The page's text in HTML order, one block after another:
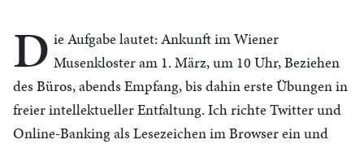
D ie Aufgabe lautet: Ankunft im Wiener
Musenkloster am 1. März, um 10 Uhr, Beziehen
des Büros, abends Empfang, bis dahin erste Übungen in
freier intellektueller Entfaltung. Ich richte Twitter und
Online-Banking als Lesezeichen im Browser ein und